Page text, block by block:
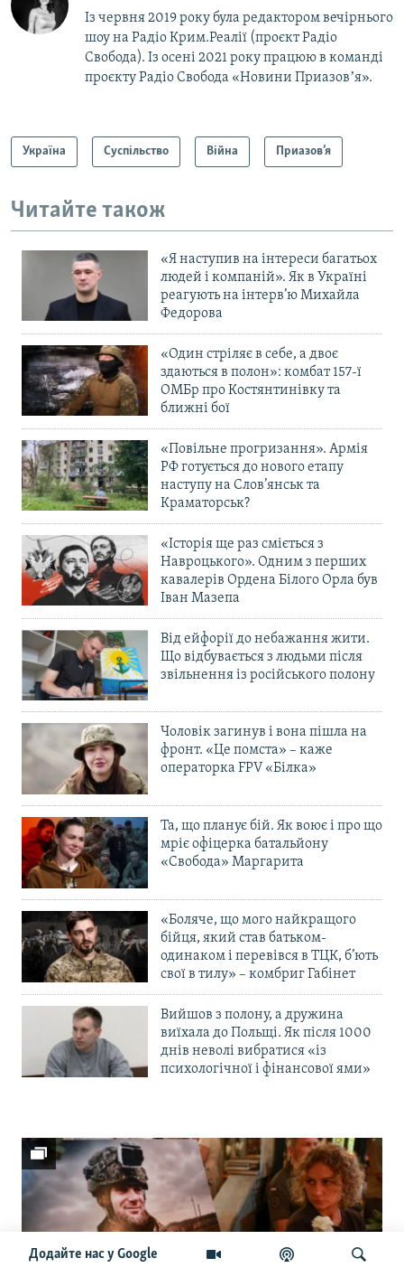
Додайте нас у Google
Із червня 2019 року була редактором вечірнього
шоу на Радіо Крим.Реалії (проєкт Радіо
Свобода). Із осені 2021 року працюю в команді
проєкту Радіо Свобода «Новини Приазовʼя».
Україна Суспільство Війна Приазов’я
Читайте також
«Я наступив на інтереси багатьох
людей і компаній». Як в Україні
реагують на інтерв’ю Михайла
Федорова
«Один стріляє в себе, а двоє
здаються в полон»: комбат 157-ї
ОМБр про Костянтинівку та
ближні бої
«Повільне прогризання». Армія
РФ готується до нового етапу
наступу на Слов’янськ та
Краматорськ?
«Історія ще раз сміється з
Навроцького». Одним з перших
кавалерів Ордена Білого Орла був
Іван Мазепа
Від ейфорії до небажання жити.
Що відбувається з людьми після
звільнення із російського полону
Чоловік загинув і вона пішла на
фронт. «Це помста» – каже
операторка FPV «Білка»
Та, що планує бій. Як воює і про що
мріє офіцерка батальйону
«Свобода» Маргарита
«Боляче, що мого найкращого
бійця, який став батьком-
одинаком і перевівся в ТЦК, б’ють
свої в тилу» – комбриг Габінет
Вийшов з полону, а дружина
виїхала до Польщі. Як після 1000
днів неволі вибратися «із
психологічної і фінансової ями»